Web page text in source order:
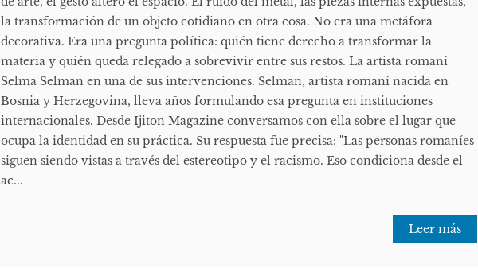
la transformación de un objeto cotidiano en otra cosa. No era una metáfora
decorativa. Era una pregunta política: quién tiene derecho a transformar la
materia y quién queda relegado a sobrevivir entre sus restos. La artista romaní
Selma Selman en una de sus intervenciones. Selman, artista romaní nacida en
Bosnia y Herzegovina, lleva años formulando esa pregunta en instituciones
internacionales. Desde Ijiton Magazine conversamos con ella sobre el lugar que
ocupa la identidad en su práctica. Su respuesta fue precisa: "Las personas romaníes
siguen siendo vistas a través del estereotipo y el racismo. Eso condiciona desde el
ac...
Leer más